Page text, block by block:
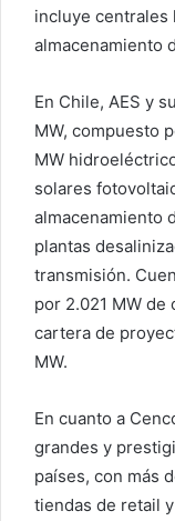
incluye centrales
almacenamiento
En Chile, AES y
MW, compuesto
MW
solares
almacenamiento
plantas
transmisión.
por 2.021 MW de
cartera de
MW.
En cuanto a
grandes y
países, con más
tiendas de retail